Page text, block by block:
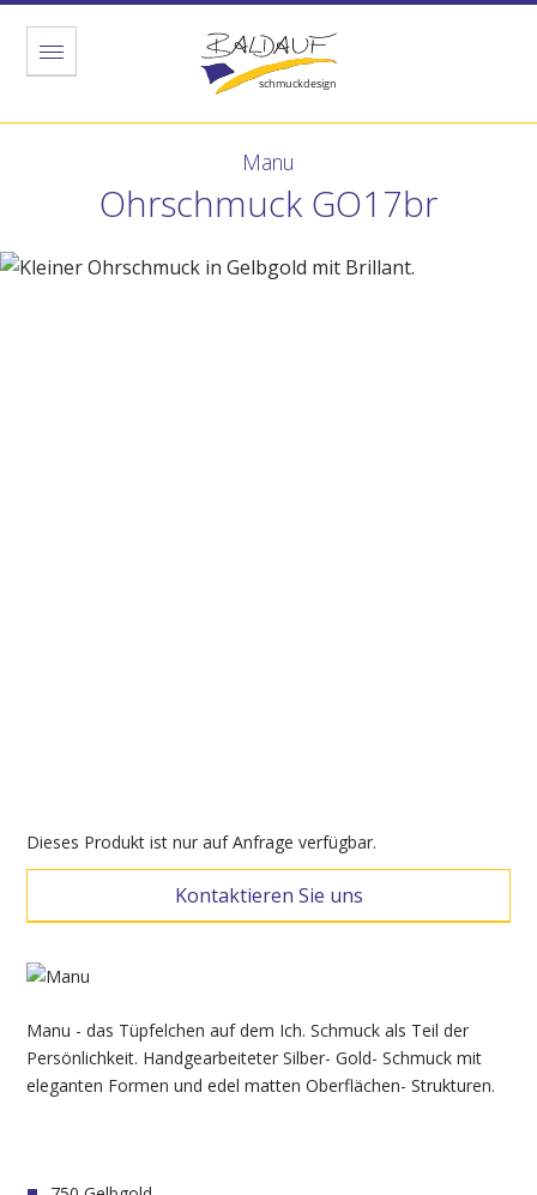
Manu
Ohrschmuck GO17br
Dieses Produkt ist nur auf Anfrage verfügbar.
Kontaktieren Sie uns
Manu - das Tüpfelchen auf dem Ich. Schmuck als Teil der
Persönlichkeit. Handgearbeiteter Silber- Gold- Schmuck mit
eleganten Formen und edel matten Oberflächen- Strukturen.